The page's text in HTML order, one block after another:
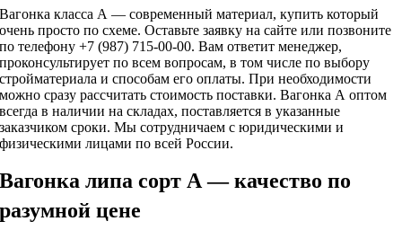
Вагонка класса А — современный материал, купить который
очень просто по схеме. Оставьте заявку на сайте или позвоните
по телефону +7 (987) 715-00-00. Вам ответит менеджер,
проконсультирует по всем вопросам, в том числе по выбору
стройматериала и способам его оплаты. При необходимости
можно сразу рассчитать стоимость поставки. Вагонка А оптом
всегда в наличии на складах, поставляется в указанные
заказчиком сроки. Мы сотрудничаем с юридическими и
физическими лицами по всей России.
Вагонка липа сорт А — качество по
разумной цене